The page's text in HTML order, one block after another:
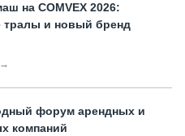
на COMVEX 2026:
тралы и новый бренд
форум арендных и
компаний